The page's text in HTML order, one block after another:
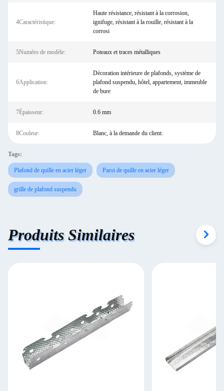
4Caractéristique:
Haute résistance, résistant à la corrosion,
ignifuge, résistant à la rouille, résistant à la
corrosi
5Numéro de modèle: Poteaux et traces métalliques
6Application:
Décoration intérieure de plafonds, système de
plafond suspendu, hôtel, appartement, immeuble
de bure
7Épaisseur: 0.6 mm
8Couleur: Blanc, à la demande du client.
Tags:
Plafond de quille en acier léger Paroi de quille en acier léger
grille de plafond suspendu
Produits Similaires